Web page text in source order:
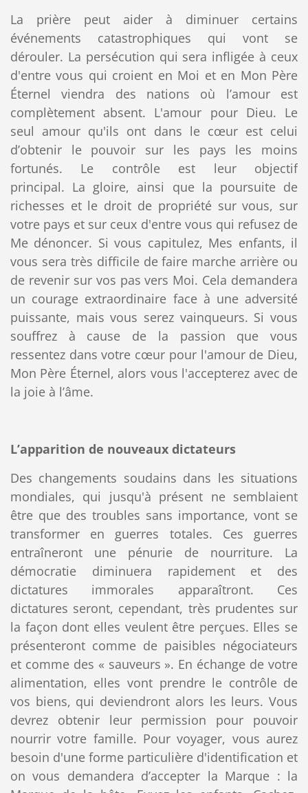
La prière peut aider à diminuer certains
événements catastrophiques qui vont se
dérouler. La persécution qui sera infligée à ceux
d'entre vous qui croient en Moi et en Mon Père
Éternel viendra des nations où l’amour est
complètement absent. L'amour pour Dieu. Le
seul amour qu'ils ont dans le cœur est celui
d’obtenir le pouvoir sur les pays les moins
fortunés. Le contrôle est leur objectif
principal. La gloire, ainsi que la poursuite de
richesses et le droit de propriété sur vous, sur
votre pays et sur ceux d'entre vous qui refusez de
Me dénoncer. Si vous capitulez, Mes enfants, il
vous sera très difficile de faire marche arrière ou
de revenir sur vos pas vers Moi. Cela demandera
un courage extraordinaire face à une adversité
puissante, mais vous serez vainqueurs. Si vous
souffrez à cause de la passion que vous
ressentez dans votre cœur pour l'amour de Dieu,
Mon Père Éternel, alors vous l'accepterez avec de
la joie à l’âme.
L’apparition de nouveaux dictateurs
Des changements soudains dans les situations
mondiales, qui jusqu'à présent ne semblaient
être que des troubles sans importance, vont se
transformer en guerres totales. Ces guerres
entraîneront une pénurie de nourriture. La
démocratie diminuera rapidement et des
dictatures immorales apparaîtront. Ces
dictatures seront, cependant, très prudentes sur
la façon dont elles veulent être perçues. Elles se
présenteront comme de paisibles négociateurs
et comme des « sauveurs ». En échange de votre
alimentation, elles vont prendre le contrôle de
vos biens, qui deviendront alors les leurs. Vous
devrez obtenir leur permission pour pouvoir
nourrir votre famille. Pour voyager, vous aurez
besoin d'une forme particulière d'identification et
on vous demandera d’accepter la Marque : la